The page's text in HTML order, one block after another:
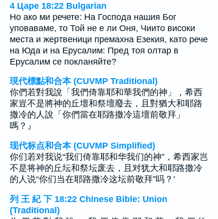
4 Царе 18:22 Bulgarian
Но ако ми речете: На Господа нашия Бог
уповаваме, то Той не е ли Оня, Чиито високи
места и жертвеници премахна Езекия, като рече
на Юда и на Ерусалим: Пред тоя олтар в
Ерусалим се покланяйте?
現代標點和合本 (CUVMP Traditional)
你們若對我說「我們倚靠耶和華我們的神」，希西
家豈不是將神的丘壇和祭壇廢去，且對猶大和耶路
撒冷的人說「你們當在耶路撒冷這壇前敬拜」
嗎？』
现代标点和合本 (CUVMP Simplified)
你们若对我说“我们倚靠耶和华我们的神”，希西家岂
不是将神的丘坛和祭坛废去，且对犹大和耶路撒冷
的人说“你们当在耶路撒冷这坛前敬拜”吗？’
列 王 紀 下 18:22 Chinese Bible: Union
(Traditional)